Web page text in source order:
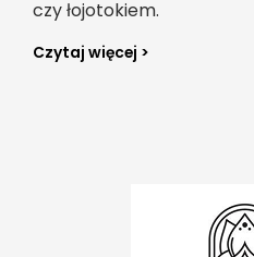
czy łojotokiem.
Czytaj więcej >